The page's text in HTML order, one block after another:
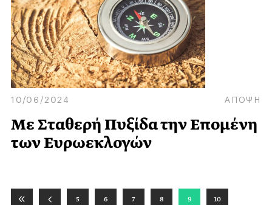
10/06/2024 ΑΠΟΨΗ
Με Σταθερή Πυξίδα την Επομένη
των Ευρωεκλογών
5 6 7 8 9 10